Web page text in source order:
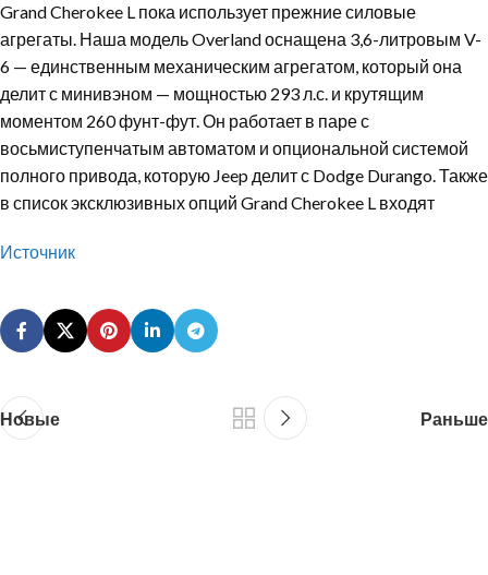
Grand Cherokee L пока использует прежние силовые
агрегаты. Наша модель Overland оснащена 3,6-литровым V-
6 — единственным механическим агрегатом, который она
делит с минивэном — мощностью 293 л.с. и крутящим
моментом 260 фунт-фут. Он работает в паре с
восьмиступенчатым автоматом и опциональной системой
полного привода, которую Jeep делит с Dodge Durango. Также
в список эксклюзивных опций Grand Cherokee L входят
Источник
Новые Раньше